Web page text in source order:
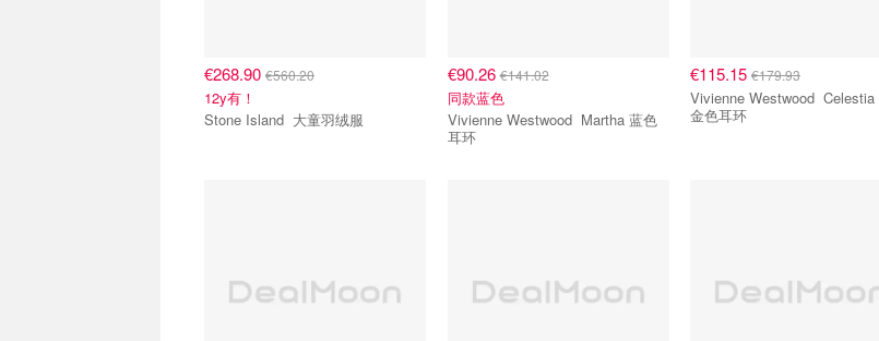
€268.90 €560.20
12y有！
Stone Island 大童羽绒服
€90.26€141.02
同款蓝色
Vivienne Westwood Martha 蓝色
耳环
€115.15 €179.93
Vivienne Westwood Celestia 小号
金色耳环